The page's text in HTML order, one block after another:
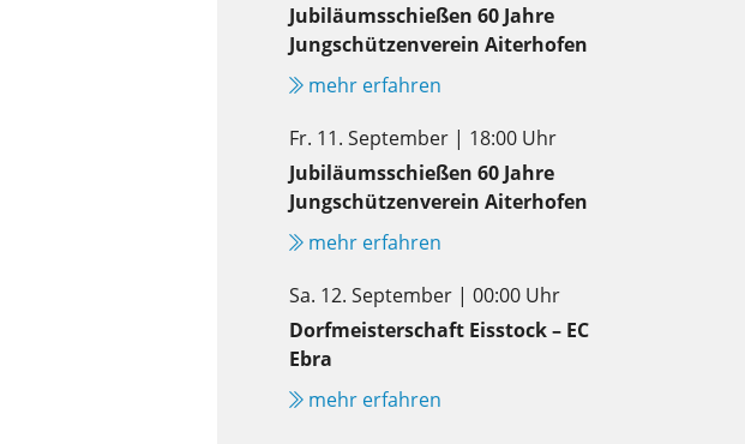
Jubiläumsschießen 60 Jahre
Jungschützenverein Aiterhofen
mehr erfahren
Fr. 11. September | 18:00 Uhr
Jubiläumsschießen 60 Jahre
Jungschützenverein Aiterhofen
mehr erfahren
Sa. 12. September | 00:00 Uhr
Dorfmeisterschaft Eisstock – EC
Ebra
mehr erfahren